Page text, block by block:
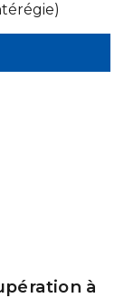
à